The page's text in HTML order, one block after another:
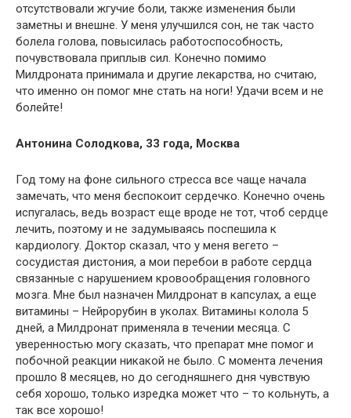
отсутствовали жгучие боли, также изменения были
заметны и внешне. У меня улучшился сон, не так часто
болела голова, повысилась работоспособность,
почувствовала приплыв сил. Конечно помимо
Милдроната принимала и другие лекарства, но считаю,
что именно он помог мне стать на ноги! Удачи всем и не
болейте!
Антонина Солодкова, 33 года, Москва
Год тому на фоне сильного стресса все чаще начала
замечать, что меня беспокоит сердечко. Конечно очень
испугалась, ведь возраст еще вроде не тот, чтоб сердце
лечить, поэтому и не задумываясь поспешила к
кардиологу. Доктор сказал, что у меня вегето –
сосудистая дистония, а мои перебои в работе сердца
связанные с нарушением кровообращения головного
мозга. Мне был назначен Милдронат в капсулах, а еще
витамины – Нейрорубин в уколах. Витамины колола 5
дней, а Милдронат применяла в течении месяца. С
уверенностью могу сказать, что препарат мне помог и
побочной реакции никакой не было. С момента лечения
прошло 8 месяцев, но до сегодняшнего дня чувствую
себя хорошо, только изредка может что – то кольнуть, а
так все хорошо!